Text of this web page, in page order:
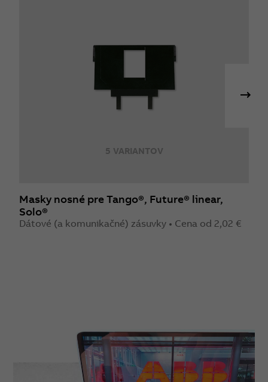
5 VARIANTOV
Masky nosné pre Tango®, Future® linear,
Solo®
Dátové (a komunikačné) zásuvky • Cena od 2,02 €